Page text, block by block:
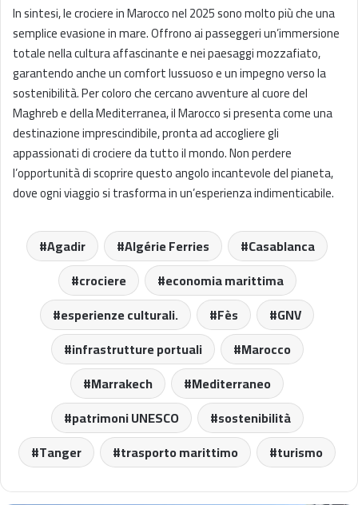
In sintesi, le crociere in Marocco nel 2025 sono molto più che una
semplice evasione in mare. Offrono ai passeggeri un’immersione
totale nella cultura affascinante e nei paesaggi mozzafiato,
garantendo anche un comfort lussuoso e un impegno verso la
sostenibilità. Per coloro che cercano avventure al cuore del
Maghreb e della Mediterranea, il Marocco si presenta come una
destinazione imprescindibile, pronta ad accogliere gli
appassionati di crociere da tutto il mondo. Non perdere
l’opportunità di scoprire questo angolo incantevole del pianeta,
dove ogni viaggio si trasforma in un’esperienza indimenticabile.
Agadir Algérie Ferries
Casablanca
crociere
economia marittima
esperienze culturali.
Fès
GNV
infrastrutture portuali
Marocco
Marrakech
Mediterraneo
patrimoni UNESCO
sostenibilità
Tanger
trasporto marittimo turismo